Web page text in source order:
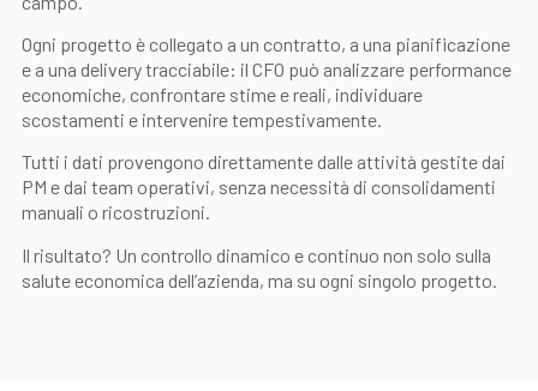
Ogni progetto è collegato a un contratto, a una pianificazione
e a una delivery tracciabile: il CFO può analizzare performance
economiche, confrontare stime e reali, individuare
scostamenti e intervenire tempestivamente.
Tutti i dati provengono direttamente dalle attività gestite dai
PM e dai team operativi, senza necessità di consolidamenti
manuali o ricostruzioni.
Il risultato? Un controllo dinamico e continuo non solo sulla
salute economica dell’azienda, ma su ogni singolo progetto.